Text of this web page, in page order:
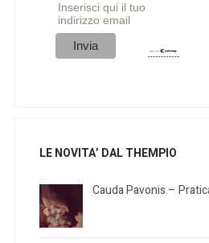
Inserisci qui il tuo
indirizzo email
LE NOVITA’ DAL THEMPIO
Cauda Pavonis –